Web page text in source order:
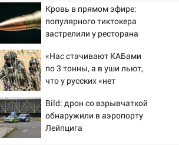
усилить борьбу со свалками в
Инзенском районе
16:06
Патриарх Кирилл
Симбирской епархии
15:45
Жителям села Тагай
придётся ездить в райцентр
анализов
15:30
После жалобы
улице Льва Толстого в
Кровь в прямом эфире:
популярного тиктокера
застрелили у ресторана
«Нас стачивают КАБами
по 3 тонны, а в уши льют,
что у русских «нет
Bild: дрон со взрывчаткой
обнаружили в аэропорту
Лейпцига